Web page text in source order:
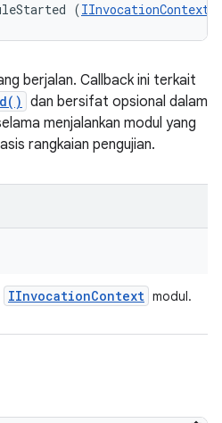
(IInvocationContext
berjalan. Callback ini terkait
dan bersifat opsional dalam
menjalankan modul yang
rangkaian pengujian.
IInvocationContext modul.